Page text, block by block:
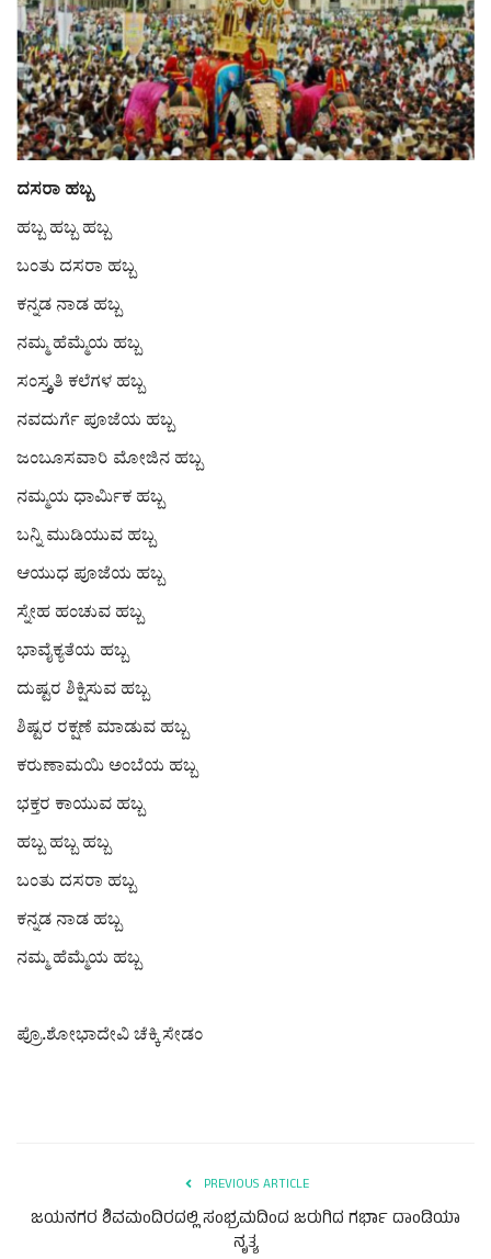
ರಾಜಕೀಯ
ಸುದ್ದಿ
e-paper (ಇ–ಪೇಪರ್‌)
ಪುಸ್ತಕ ಪರಿಚಯ
ಅಂಕಣ
ಸಾಧಕರ ಪರಿಚಯ
ಪತ್ರಕರ್ತರ ಪರಿಚಯ
ಕವನ
Digital Subscription
ದಸರಾ ಹಬ್ಬ
ಹಬ್ಬ ಹಬ್ಬ ಹಬ್ಬ
ಬಂತು ದಸರಾ ಹಬ್ಬ
ಕನ್ನಡ ನಾಡ ಹಬ್ಬ
ನಮ್ಮ ಹೆಮ್ಮೆಯ ಹಬ್ಬ
ಸಂಸ್ಕ್ತೃತಿ ಕಲೆಗಳ ಹಬ್ಬ
ನವದುರ್ಗೆ ಪೂಜೆಯ ಹಬ್ಬ
ಜಂಬೂಸವಾರಿ ಮೋಜಿನ ಹಬ್ಬ
ನಮ್ಮಯ ಧಾರ್ಮಿಕ ಹಬ್ಬ
ಬನ್ನಿ ಮುಡಿಯುವ ಹಬ್ಬ
ಆಯುಧ ಪೂಜೆಯ ಹಬ್ಬ
ಸ್ನೇಹ ಹಂಚುವ ಹಬ್ಬ
ಭಾವೈಕ್ಯತೆಯ ಹಬ್ಬ
ದುಷ್ಟರ ಶಿಕ್ಷಿಸುವ ಹಬ್ಬ
ಶಿಷ್ಟರ ರಕ್ಷಣೆ ಮಾಡುವ ಹಬ್ಬ
ಕರುಣಾಮಯಿ ಅಂಬೆಯ ಹಬ್ಬ
ಭಕ್ತರ ಕಾಯುವ ಹಬ್ಬ
ಹಬ್ಬ ಹಬ್ಬ ಹಬ್ಬ
ಬಂತು ದಸರಾ ಹಬ್ಬ
ಕನ್ನಡ ನಾಡ ಹಬ್ಬ
ನಮ್ಮ ಹೆಮ್ಮೆಯ ಹಬ್ಬ
ಪ್ರೊ.ಶೋಭಾದೇವಿ ಚೆಕ್ಕಿ ಸೇಡಂ
PREVIOUS ARTICLE
ಜಯನಗರ ಶಿವಮಂದಿರದಲ್ಲಿ ಸಂಭ್ರಮದಿಂದ ಜರುಗಿದ ಗರ್ಭಾ ದಾಂಡಿಯಾ
ನೃತ್ಯ